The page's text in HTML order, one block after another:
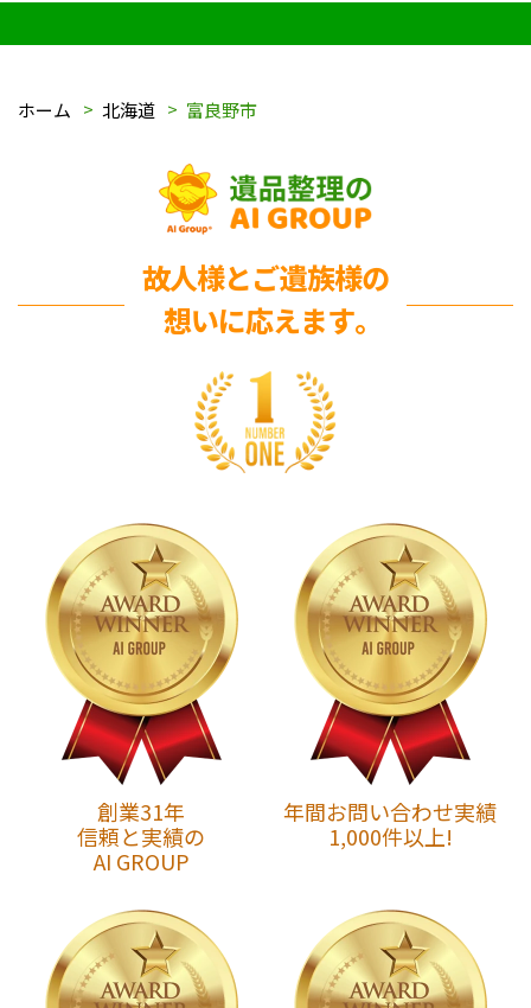
ホーム 北海道 富良野市
故人様とご遺族様の
想いに応えます｡
創業31年
信頼と実績の
AI GROUP
年間お問い合わせ実績
1,000件以上!